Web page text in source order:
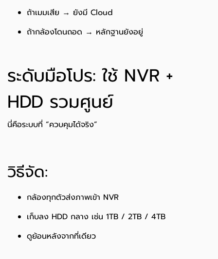
ถ้าเมมเสีย → ยังมี Cloud
ถ้ากล้องโดนถอด → หลักฐานยังอยู่
ระดับมือโปร: ใช้ NVR +
HDD รวมศูนย์
นี่คือระบบที่ “ควบคุมได้จริง”
วิธีจัด:
กล้องทุกตัวส่งภาพเข้า NVR
เก็บลง HDD กลาง เช่น 1TB / 2TB / 4TB
ดูย้อนหลังจากที่เดียว